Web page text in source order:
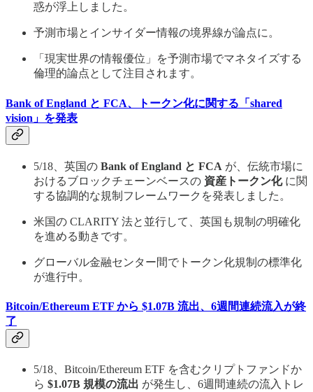
惑が浮上しました。
予測市場とインサイダー情報の境界線が論点に。
「現実世界の情報優位」を予測市場でマネタイズする
倫理的論点として注目されます。
Bank of England と FCA、トークン化に関する「shared
vision」を発表
5/18、英国の Bank of England と FCA が、伝統市場に
おけるブロックチェーンベースの 資産トークン化に関
する協調的な規制フレームワークを発表しました。
米国の CLARITY 法と並行して、英国も規制の明確化
を進める動きです。
グローバル金融センター間でトークン化規制の標準化
が進行中。
Bitcoin/Ethereum ETF から $1.07B 流出、6週間連続流入が終
了
5/18、Bitcoin/Ethereum ETF を含むクリプトファンドか
ら $1.07B 規模の流出 が発生し、6週間連続の流入トレ